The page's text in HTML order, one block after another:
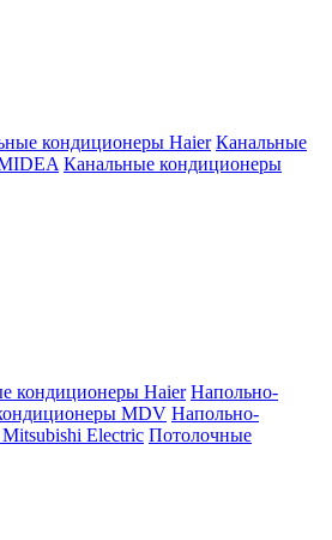
кондиционеры Haier Канальные
Канальные кондиционеры
кондиционеры Haier Напольно-
MDV Напольно-
Electric Потолочные